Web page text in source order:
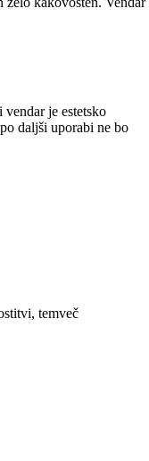
je estetsko
daljši uporabi ne bo
temveč